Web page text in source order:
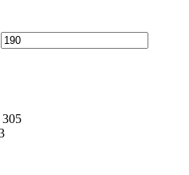
Максимальная
цена
305